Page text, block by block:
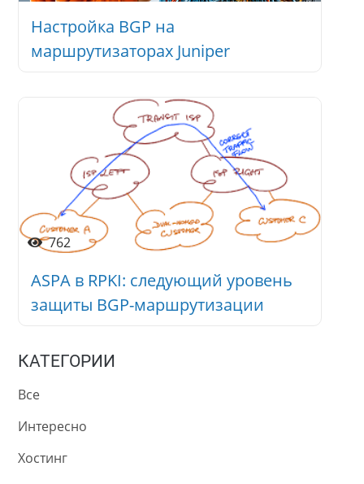
Настройка BGP на
маршрутизаторах Juniper
762
ASPA в RPKI: следующий уровень
защиты BGP-маршрутизации
КАТЕГОРИИ
Все
Интересно
Хостинг